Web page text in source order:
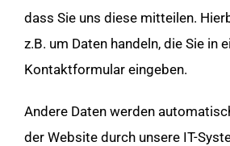
dass Sie uns diese mitteilen.
z.B. um Daten handeln, die Sie in
Kontaktformular eingeben.
Andere Daten werden
der Website durch unsere IT-